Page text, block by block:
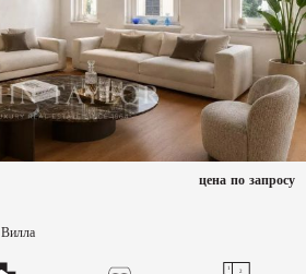
цена по запросу
Вилла